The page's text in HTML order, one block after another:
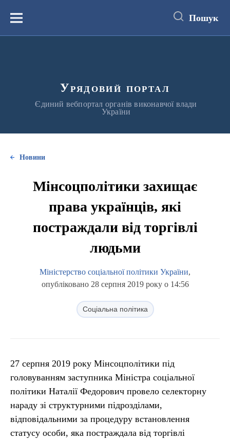
вмістуМеню Пошук
Урядовий портал
Єдиний вебпортал органів виконавчої влади
України
Новини
Мінсоцполітики захищає
права українців, які
постраждали від торгівлі
людьми
Міністерство соціальної політики України,
опубліковано 28 серпня 2019 року о 14:56
Соціальна політика
27 серпня 2019 року Мінсоцполітики під
головуванням заступника Міністра соціальної
політики Наталії Федорович провело селекторну
нараду зі структурними підрозділами,
відповідальними за процедуру встановлення
статусу особи, яка постраждала від торгівлі